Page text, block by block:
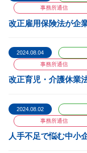
事務所通信
改正雇用保険法が企
2024.08.04
事務所通信
改正育児・介護休業
2024.08.02
事務所通信
人手不足で悩む中小